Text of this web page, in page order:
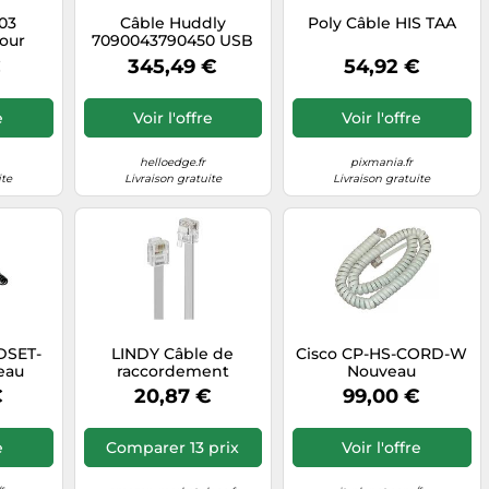
Câble Huddly
7090043790450 USB
3.2 Gen 1 (3.1 Gen 1)
10m, connecteurs USB
5 Gbit/s, noir, 5V/0.9A,
diamètre 3mm
345,49 €
Voir l'offre
helloedge.fr
Livraison gratuite
Poly Câble HIS TAA
54,92 €
Voir l'offre
pixmania.fr
Livraison gratuite
LINDY Câble de
raccordement
téléphone analogique
RJ12 mâle–mâle 6P6C
15 m gris
20,87 €
Comparer 13 prix
Cisco CP-HS-CORD-W
Nouveau
99,00 €
Voir l'offre